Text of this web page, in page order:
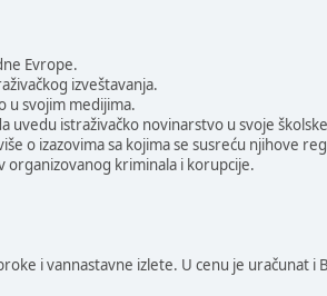
Evrope.
izveštavanja.
u svojim medijima.
uvedu istraživačko novinarstvo u svoje
o izazovima sa kojima se susreću njihove
organizovanog kriminala i korupcije.
i vannastavne izlete. U cenu je uračunat